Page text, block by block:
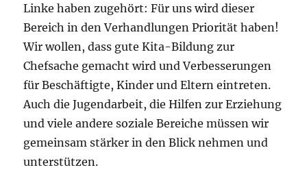
Linke haben zugehört: Für uns wird dieser
Bereich in den Verhandlungen Priorität haben!
Wir wollen, dass gute Kita-Bildung zur
Chefsache gemacht wird und Verbesserungen
für Beschäftigte, Kinder und Eltern eintreten.
Auch die Jugendarbeit, die Hilfen zur Erziehung
und viele andere soziale Bereiche müssen wir
gemeinsam stärker in den Blick nehmen und
unterstützen.